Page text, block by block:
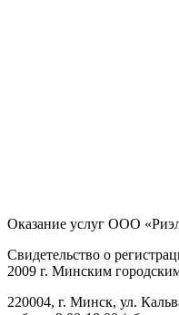
Оказание услуг ООО
Свидетельство о
2009 г. Минским
220004, г. Минск, ул.